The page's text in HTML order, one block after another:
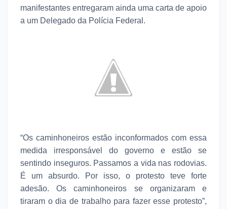
manifestantes entregaram ainda uma carta de apoio
a um Delegado da Polícia Federal.
“Os caminhoneiros estão inconformados com essa
medida irresponsável do governo e estão se
sentindo inseguros. Passamos a vida nas rodovias.
É um absurdo. Por isso, o protesto teve forte
adesão. Os caminhoneiros se organizaram e
tiraram o dia de trabalho para fazer esse protesto”,